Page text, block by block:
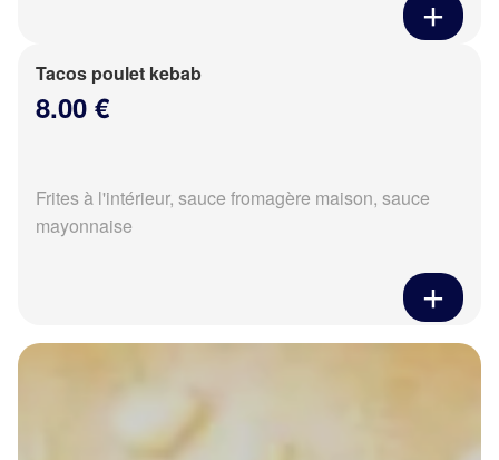
Tacos poulet kebab
8.00 €
Frites à l'intérieur, sauce fromagère maison, sauce
mayonnaise